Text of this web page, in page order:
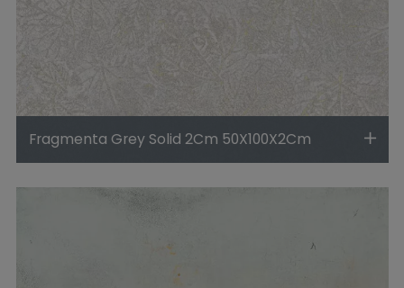
Fragmenta Grey Solid 2Cm 50X100X2Cm